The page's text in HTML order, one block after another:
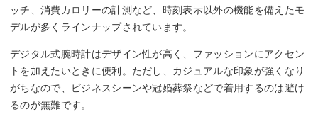
ッチ、消費カロリーの計測など、時刻表示以外の機能を備えたモ
デルが多くラインナップされています。
デジタル式腕時計はデザイン性が高く、ファッションにアクセン
トを加えたいときに便利。ただし、カジュアルな印象が強くなり
がちなので、ビジネスシーンや冠婚葬祭などで着用するのは避け
るのが無難です。